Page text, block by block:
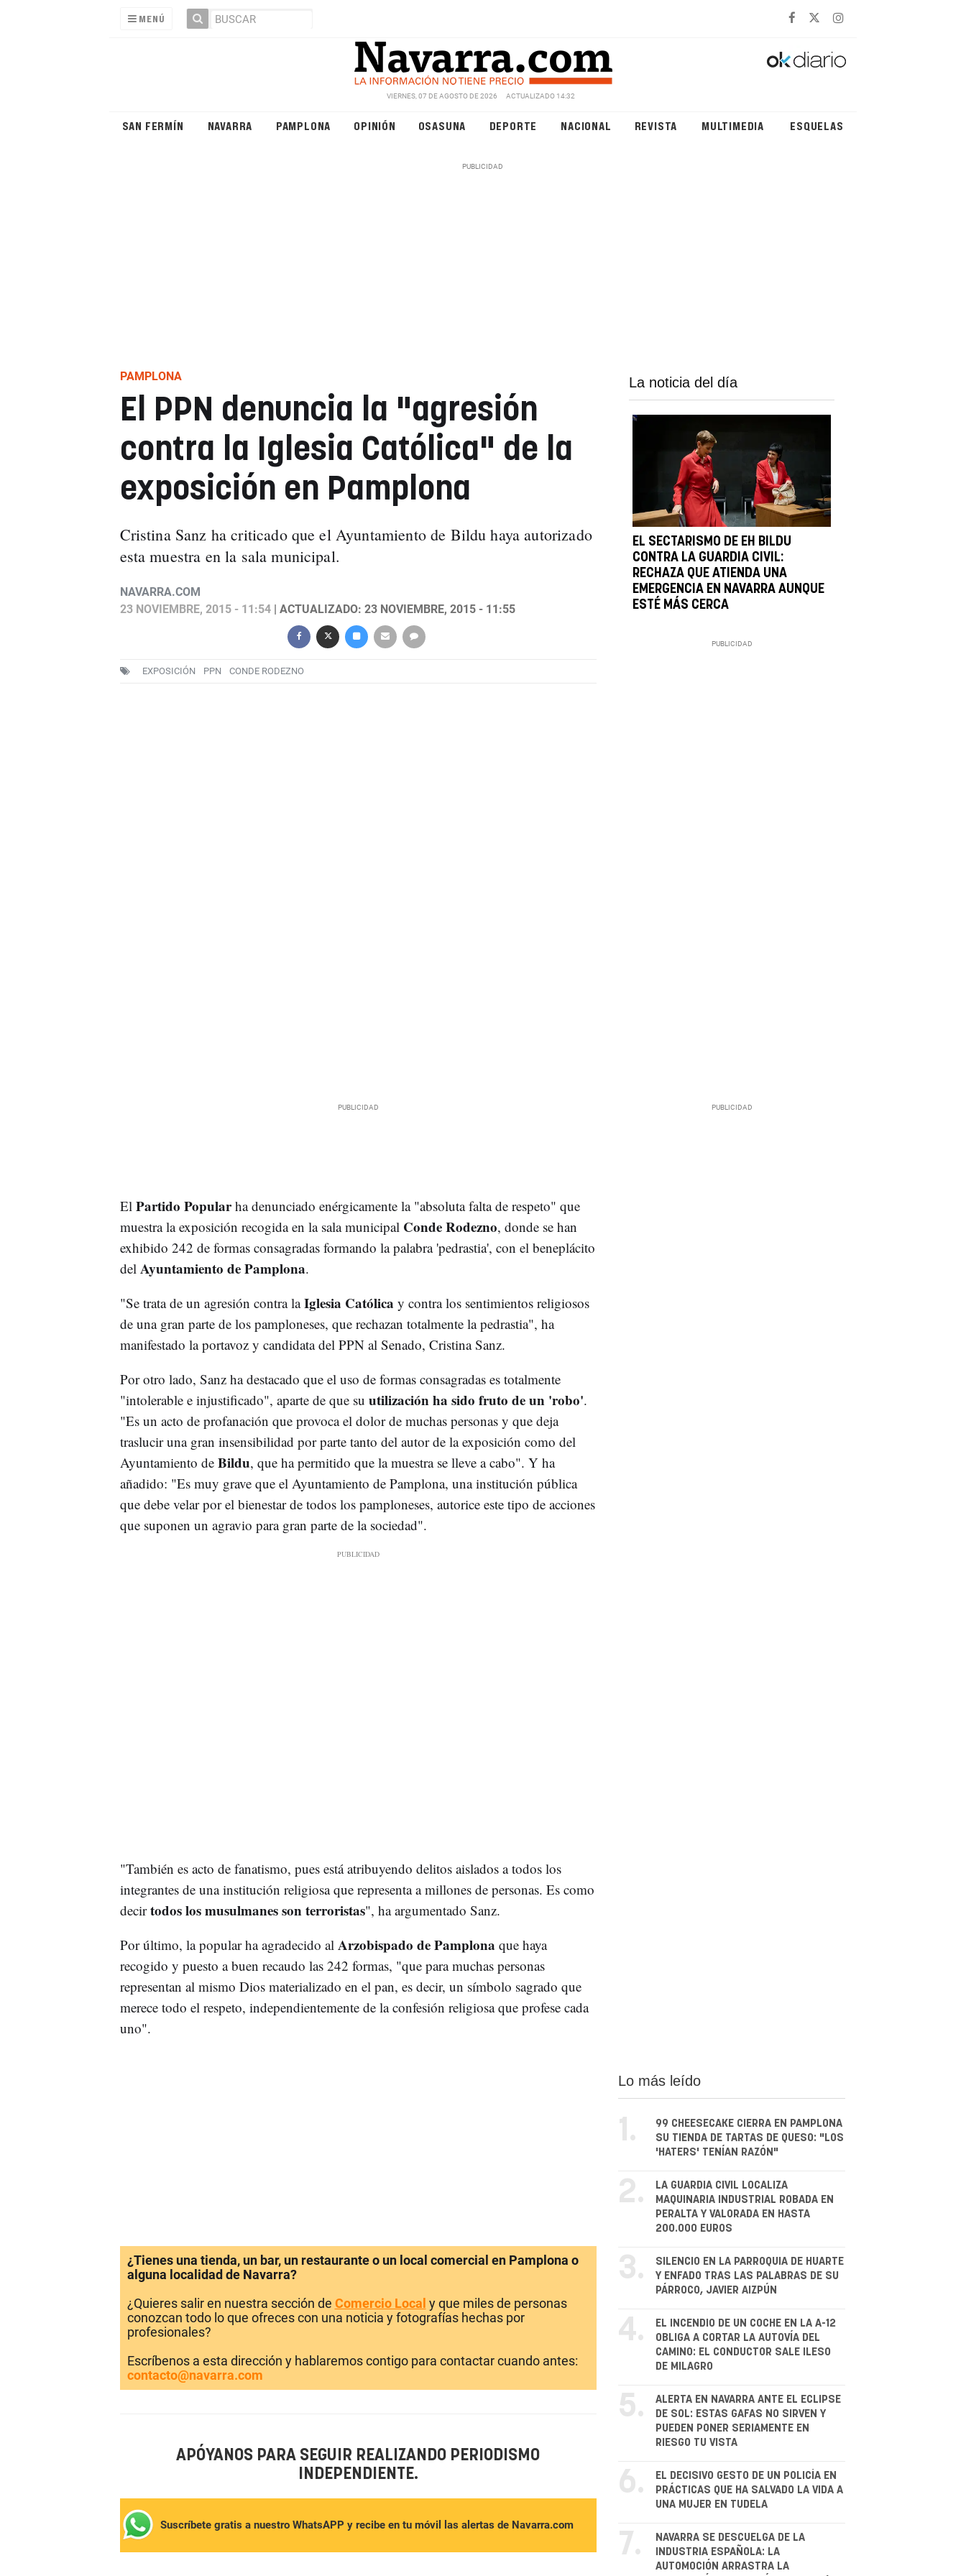
MENÚ
VIERNES, 07 DE AGOSTO DE 2026 ACTUALIZADO 14:32
SAN FERMÍN NAVARRA PAMPLONA OPINIÓN OSASUNA DEPORTE NACIONAL REVISTA MULTIMEDIA ESQUELAS
PAMPLONA
El PPN denuncia la "agresión
contra la Iglesia Católica" de la
exposición en Pamplona
Cristina Sanz ha criticado que el Ayuntamiento de Bildu haya autorizado
esta muestra en la sala municipal.
NAVARRA.COM
23 NOVIEMBRE, 2015 - 11:54| ACTUALIZADO: 23 NOVIEMBRE, 2015 - 11:55
EXPOSICIÓN PPN CONDE RODEZNO
La noticia del día
EL SECTARISMO DE EH BILDU
CONTRA LA GUARDIA CIVIL:
RECHAZA QUE ATIENDA UNA
EMERGENCIA EN NAVARRA AUNQUE
ESTÉ MÁS CERCA
ElPartido Popularha denunciado enérgicamente la "absoluta falta de respeto" que
muestra la exposición recogida en la sala municipal Conde Rodezno, donde se han
exhibido 242 de formas consagradas formando la palabra 'pedrastia', con el beneplácito
del Ayuntamiento de Pamplona.
"Se trata de un agresión contra laIglesia Católica y contra los sentimientos religiosos
de una gran parte de los pamploneses, que rechazan totalmente la pedrastia", ha
manifestado la portavoz y candidata del PPN al Senado, Cristina Sanz.
Por otro lado, Sanz ha destacado que el uso de formas consagradas es totalmente
"intolerable e injustificado", aparte de que su utilización ha sido fruto de un 'robo'.
"Es un acto de profanación que provoca el dolor de muchas personas y que deja
traslucir una gran insensibilidad por parte tanto del autor de la exposición como del
Ayuntamiento de Bildu, que ha permitido que la muestra se lleve a cabo". Y ha
añadido: "Es muy grave que el Ayuntamiento de Pamplona, una institución pública
que debe velar por el bienestar de todos los pamploneses, autorice este tipo de acciones
que suponen un agravio para gran parte de la sociedad".
"También es acto de fanatismo, pues está atribuyendo delitos aislados a todos los
integrantes de una institución religiosa que representa a millones de personas. Es como
decirtodos los musulmanes son terroristas", ha argumentado Sanz.
Por último, la popular ha agradecido alArzobispado de Pamplona que haya
recogido y puesto a buen recaudo las 242 formas, "que para muchas personas
representan al mismo Dios materializado en el pan, es decir, un símbolo sagrado que
merece todo el respeto, independientemente de la confesión religiosa que profese cada
uno".
¿Tienes una tienda, un bar, un restaurante o un local comercial en Pamplona o
alguna localidad de Navarra?
¿Quieres salir en nuestra sección de Comercio Local y que miles de personas
conozcan todo lo que ofreces con una noticia y fotografías hechas por
profesionales?
Escríbenos a esta dirección y hablaremos contigo para contactar cuando antes:
contacto@navarra.com
APÓYANOS PARA SEGUIR REALIZANDO PERIODISMO
INDEPENDIENTE.
Suscríbete gratis a nuestro WhatsAPP y recibe en tu móvil las alertas de Navarra.com
Lo más leído
1.
99 CHEESECAKE CIERRA EN PAMPLONA
SU TIENDA DE TARTAS DE QUESO: "LOS
'HATERS' TENÍAN RAZÓN"
2.
LA GUARDIA CIVIL LOCALIZA
MAQUINARIA INDUSTRIAL ROBADA EN
PERALTA Y VALORADA EN HASTA
200.000 EUROS
3.
SILENCIO EN LA PARROQUIA DE HUARTE
Y ENFADO TRAS LAS PALABRAS DE SU
PÁRROCO, JAVIER AIZPÚN
4.
EL INCENDIO DE UN COCHE EN LA A-12
OBLIGA A CORTAR LA AUTOVÍA DEL
CAMINO: EL CONDUCTOR SALE ILESO
DE MILAGRO
5.
ALERTA EN NAVARRA ANTE EL ECLIPSE
DE SOL: ESTAS GAFAS NO SIRVEN Y
PUEDEN PONER SERIAMENTE EN
RIESGO TU VISTA
6.
EL DECISIVO GESTO DE UN POLICÍA EN
PRÁCTICAS QUE HA SALVADO LA VIDA A
UNA MUJER EN TUDELA
7.
NAVARRA SE DESCUELGA DE LA
INDUSTRIA ESPAÑOLA: LA
AUTOMOCIÓN ARRASTRA LA